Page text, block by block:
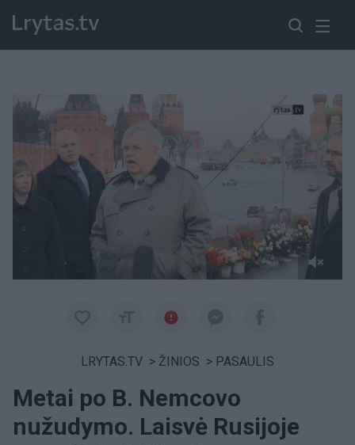
Paremkite Ukrainą
LRYTAS.TV > ŽINIOS > PASAULIS
Metai po B. Nemcovo
nužudymo. Laisvė Rusijoje